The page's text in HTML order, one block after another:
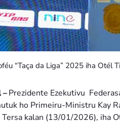
“Taça da Liga” 2025 iha Otél
–Prezidente Ezekutivu
ho Primeiru-Ministru Kay
Tersa kalan (13/01/2026), iha